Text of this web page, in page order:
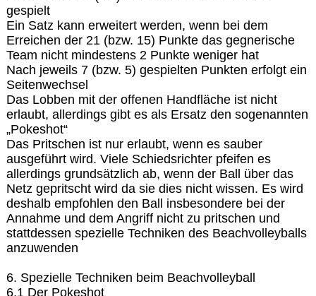
gespielt
Ein Satz kann erweitert werden, wenn bei dem
Erreichen der 21 (bzw. 15) Punkte das gegnerische
Team nicht mindestens 2 Punkte weniger hat
Nach jeweils 7 (bzw. 5) gespielten Punkten erfolgt ein
Seitenwechsel
Das Lobben mit der offenen Handfläche ist nicht
erlaubt, allerdings gibt es als Ersatz den sogenannten
„Pokeshot“
Das Pritschen ist nur erlaubt, wenn es sauber
ausgeführt wird. Viele Schiedsrichter pfeifen es
allerdings grundsätzlich ab, wenn der Ball über das
Netz gepritscht wird da sie dies nicht wissen. Es wird
deshalb empfohlen den Ball insbesondere bei der
Annahme und dem Angriff nicht zu pritschen und
stattdessen spezielle Techniken des Beachvolleyballs
anzuwenden
6. Spezielle Techniken beim Beachvolleyball
6.1 Der Pokeshot